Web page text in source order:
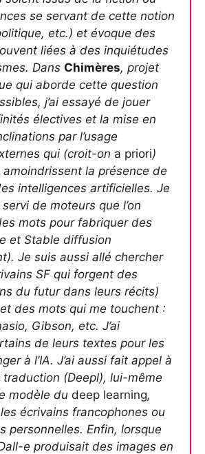
se servant de cette notion
etc.) et évoque des
liées à des inquiétudes
Dans Chimères, projet
qui aborde cette question
j’ai essayé de jouer
électives et la mise en
par l’usage
qui (croit-on a priori)
la présence de
intelligences artificielles. Je
de moteurs que l’on
mots pour fabriquer des
et Stable diffusion
Je suis aussi allé chercher
SF qui forgent des
du futur dans leurs récits)
des mots qui me touchent :
Gibson, etc. J’ai
de leurs textes pour les
à l’IA. J’ai aussi fait appel à
(Deepl), lui-même
modèle du deep learning,
écrivains francophones ou
personnelles. Enfin, lorsque
e produisait des images en